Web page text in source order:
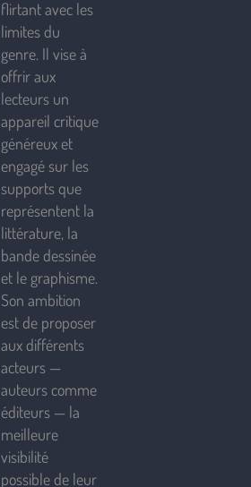
flirtant avec les
limites du
genre. Il vise à
offrir aux
lecteurs un
appareil critique
généreux et
engagé sur les
supports que
représentent la
littérature, la
bande dessinée
et le graphisme.
Son ambition
est de proposer
aux différents
acteurs —
auteurs comme
éditeurs — la
meilleure
visibilité
possible de leur